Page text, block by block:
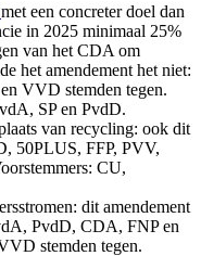
met een concreter doel dan
in 2025 minimaal 25%
van het CDA om
het amendement het niet:
VVD stemden tegen.
SP en PvdD.
van recycling: ook dit
50PLUS, FFP, PVV,
CU,
dit amendement
PvdD, CDA, FNP en
stemden tegen.